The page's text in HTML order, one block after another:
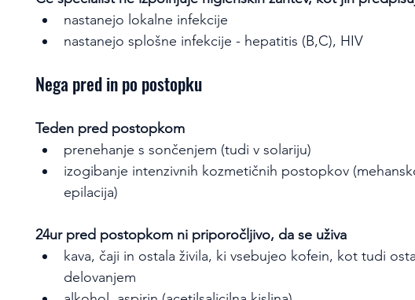
nastanejo lokalne infekcije
nastanejo splošne infekcije - hepatitis (B,C), HIV
Nega pred in po postopku
Teden pred postopkom
prenehanje s sončenjem (tudi v solariju)
izogibanje intenzivnih kozmetičnih postopkov
epilacija)
24ur pred postopkom ni priporočljivo, da se uživa
kava, čaji in ostala živila, ki vsebujeo kofein, kot tudi
delovanjem